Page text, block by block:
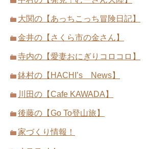
大関の【あっちこっち冒険日記】
金井の【さくら市の金さん】
寺内の【愛妻おにぎりコロコロ】
鉢村の【HACHI’s News】
川田の【Cafe KAWADA】
後藤の【Go To登山旅】
家づくり情報！